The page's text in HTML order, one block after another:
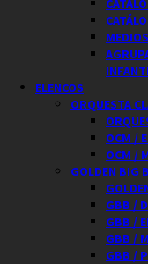
ELENCOS
ORQUESTA
OCM /
OCM /
GOLDEN BIG
GBB /
GBB /
GBB /
GBB /